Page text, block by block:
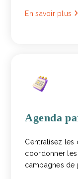
En savoir plus
Agenda
Centralisez les
coordonner les
campagnes de